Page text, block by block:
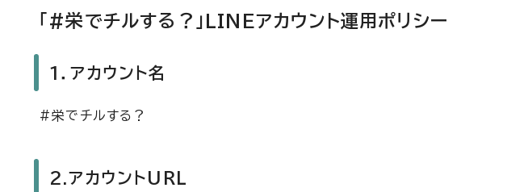
「#栄でチルする？」LINEアカウント運用ポリシー
1．アカウント名
#栄でチルする？
2.アカウントURL